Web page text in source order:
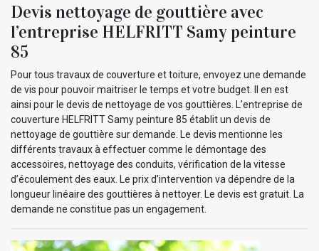
Devis nettoyage de gouttière avec
l’entreprise HELFRITT Samy peinture
85
Pour tous travaux de couverture et toiture, envoyez une demande
de vis pour pouvoir maitriser le temps et votre budget. Il en est
ainsi pour le devis de nettoyage de vos gouttières. L’entreprise de
couverture HELFRITT Samy peinture 85 établit un devis de
nettoyage de gouttière sur demande. Le devis mentionne les
différents travaux à effectuer comme le démontage des
accessoires, nettoyage des conduits, vérification de la vitesse
d’écoulement des eaux. Le prix d’intervention va dépendre de la
longueur linéaire des gouttières à nettoyer. Le devis est gratuit. La
demande ne constitue pas un engagement.